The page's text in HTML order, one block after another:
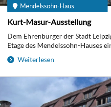
Mendelssohn-Haus
Kurt-Masur-Ausstellung
Dem Ehrenbürger der Stadt
Etage des Mendelssohn-Hauses
Weiterlesen